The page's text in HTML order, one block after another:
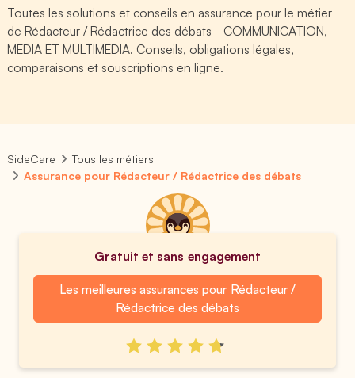
Toutes les solutions et conseils en assurance pour le métier
de Rédacteur / Rédactrice des débats - COMMUNICATION,
MEDIA ET MULTIMEDIA. Conseils, obligations légales,
comparaisons et souscriptions en ligne.
SideCare
Tous les métiers
Assurance pour Rédacteur / Rédactrice des débats
Gratuit et sans engagement
Les meilleures assurances pour Rédacteur /
Rédactrice des débats